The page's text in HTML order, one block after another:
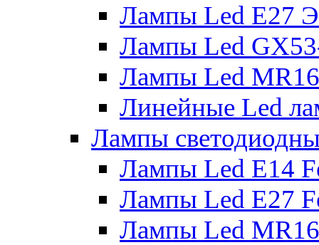
Лампы Led E27
Лампы Led
Лампы Led
Линейные Led
Лампы
Лампы Led E14
Лампы Led E27
Лампы Led